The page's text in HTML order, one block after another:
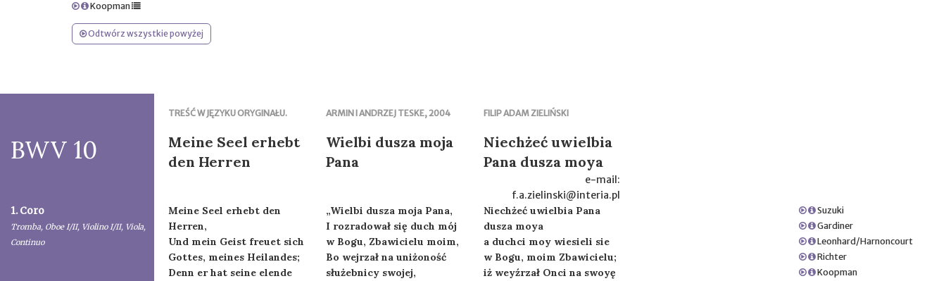
Koopman
Odtwórz wszystkie powyżej
TREŚĆ W JĘZYKU ORYGINAŁU. ARMIN I ANDRZEJ TESKE, 2004 FILIP ADAM ZIELIŃSKI
BWV 10
Meine Seel erhebt
den Herren
Wielbi dusza moja
Pana
Niechżeć uwielbia
Pana dusza moya
e-mail:
f.a.zielinski@interia.pl
1. Coro
Tromba, Oboe I/II, Violino I/II, Viola,
Continuo
Meine Seel erhebt den
Herren,
Und mein Geist freuet sich
Gottes, meines Heilandes;
Denn er hat seine elende
„Wielbi dusza moja Pana,
I rozradował się duch mój
w Bogu, Zbawicielu moim,
Bo wejrzał na uniżoność
służebnicy swojej,
Niechżeć uwielbia Pana
dusza moya
a duchci moy wiesieli sie
w Bogu, moim Zbawicielu;
iż weyźrzał Onci na swoyę
Suzuki
Gardiner
Leonhard/Harnoncourt
Richter
Koopman